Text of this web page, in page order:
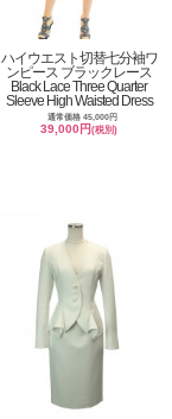
ハイウエスト切替七分袖ワ
ンピース ブラックレース
Black Lace Three Quarter
Sleeve High Waisted Dress
通常価格 45,000円
39,000円(税別)